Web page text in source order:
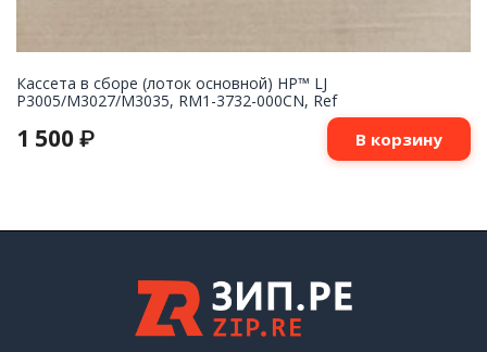
Кассета в сборе (лоток основной) HP™ LJ
P3005/M3027/M3035, RM1-3732-000CN, Ref
1 500 ₽ В корзину